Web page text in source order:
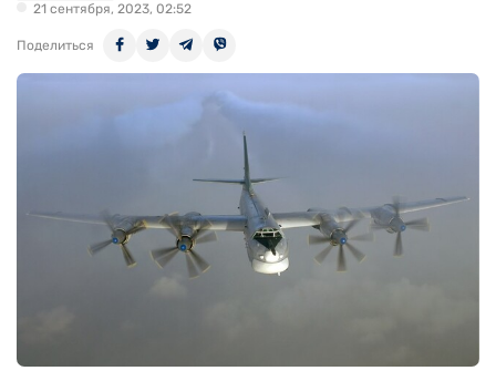
21 сентября, 2023, 02:52
Поделиться